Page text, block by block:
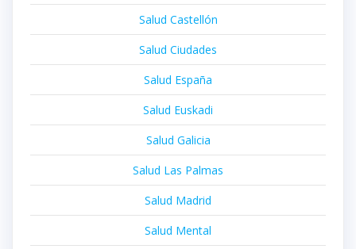
Salud Castellón
Salud Ciudades
Salud España
Salud Euskadi
Salud Galicia
Salud Las Palmas
Salud Madrid
Salud Mental